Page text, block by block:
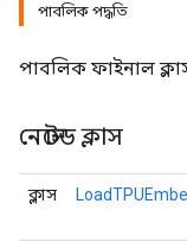
পাবলিক পদ্ধতি
পাবলিক ফাইনাল
নেস্টেড ক্লাস
ক্লাস